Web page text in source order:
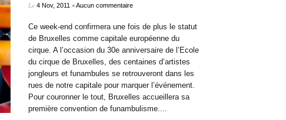
Le 4 Nov, 2011 •Aucun commentaire
Ce week-end confirmera une fois de plus le statut
de Bruxelles comme capitale européenne du
cirque. A l’occasion du 30e anniversaire de l’Ecole
du cirque de Bruxelles, des centaines d’artistes
jongleurs et funambules se retrouveront dans les
rues de notre capitale pour marquer l’événement.
Pour couronner le tout, Bruxelles accueillera sa
première convention de funambulisme....